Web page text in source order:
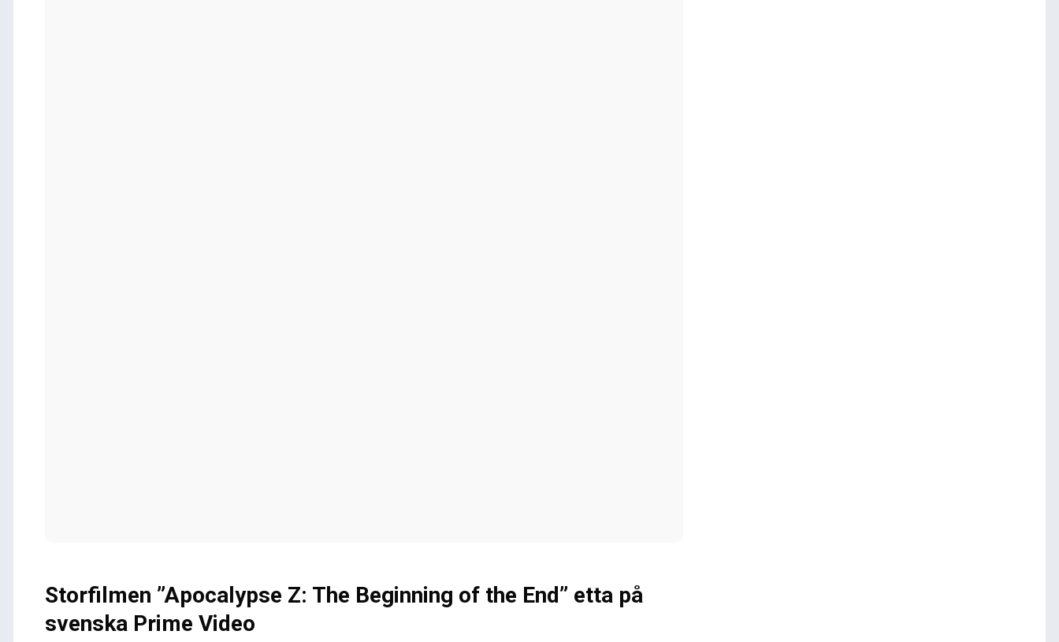
Storfilmen ”Apocalypse Z: The Beginning of the End” etta på
svenska Prime Video